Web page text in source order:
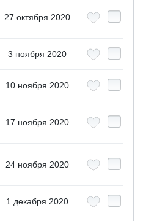
27 октября 2020
3 ноября 2020
10 ноября 2020
17 ноября 2020
24 ноября 2020
1 декабря 2020